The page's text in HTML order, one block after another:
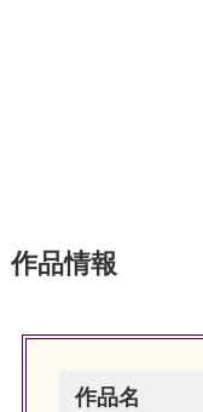
作品情報
作品名